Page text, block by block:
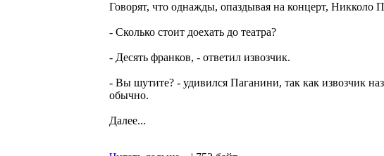
Говорят, что однажды, опаздывая на концерт, Никколо
- Сколько стоит доехать до театра?
- Десять франков, - ответил извозчик.
- Вы шутите? - удивился Паганини, так как извозчик
обычно.
Далее...